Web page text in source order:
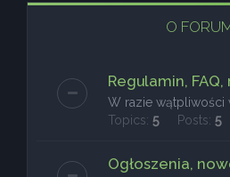
O
Regulamin, FAQ,
W razie wątpliwości
Topics: 5 Posts: 5
Ogłoszenia,